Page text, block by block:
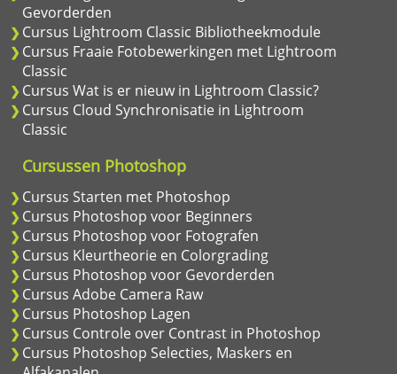
Gevorderden
Cursus Lightroom Classic Bibliotheekmodule
Cursus Fraaie Fotobewerkingen met Lightroom
Classic
Cursus Wat is er nieuw in Lightroom Classic?
Cursus Cloud Synchronisatie in Lightroom
Classic
Cursussen Photoshop
Cursus Starten met Photoshop
Cursus Photoshop voor Beginners
Cursus Photoshop voor Fotografen
Cursus Kleurtheorie en Colorgrading
Cursus Photoshop voor Gevorderden
Cursus Adobe Camera Raw
Cursus Photoshop Lagen
Cursus Controle over Contrast in Photoshop
Cursus Photoshop Selecties, Maskers en